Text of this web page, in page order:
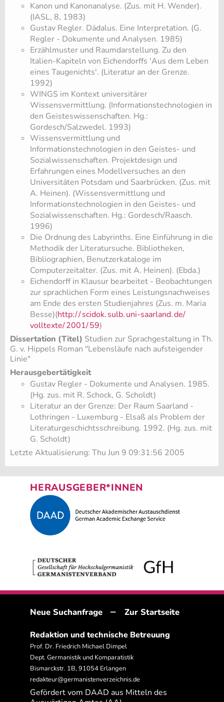
Kanon und Kanonanalyse. (Zus. mit H. Wender).
(IASL, 8, 1983)
Gustav Regler. Dädalus. Eine Interpretation. (G.
Regler - Dokumente und Analysen. 1985)
Erzählmuster und Raumdarstellung. Zu den
Italien-Kapiteln von Eichendorffs 'Aus dem Leben
eines Taugenichts'. (Literatur an der Grenze.
1992)
WINGS im Kontext universitärer
Wissensvermittlung. (Informationstechnologien in
den Geisteswissenschaften. Hg.:
Gordesch/Salzwedel. 1993)
Wissensvermittlung und
Informationstechnologien in den Geistes- und
Sozialwissenschaften. Projektdesign und
Erfahrungen eines Modellversuches an den
Universitäten Potsdam und Saarbrücken. (Zus. mit
A. Heinen). (Wissensvermittlung und
Informationstechnologien in den Geistes- und
Sozialwissenschaften. Hg.: Gordesch/Raasch.
1996)
Die Ordnung des Labyrinths. Eine Einführung in die
Methodik der Literatursuche. Bibliotheken,
Bibliographien, Benutzerkataloge im
Computerzeitalter. (Zus. mit A. Heinen). (Ebda.)
Eichendorff in Klausur bearbeitet - Beobachtungen
zur sprachlichen Form eines Leistungsnachweises
am Ende des ersten Studienjahres (Zus. m. Maria
Besse)(http://scidok.sulb.uni-saarland.de/
volltexte/2001/59)
Dissertation (Titel) Studien zur Sprachgestaltung in Th.
G. v. Hippels Roman "Lebensläufe nach aufsteigender
Linie"
Herausgebertätigkeit
Gustav Regler - Dokumente und Analysen. 1985.
(Hg. zus. mit R. Schock, G. Scholdt)
Literatur an der Grenze: Der Raum Saarland -
Lothringen - Luxemburg - Elsaß als Problem der
Literaturgeschichtsschreibung. 1992. (Hg. zus. mit
G. Scholdt)
Letzte Aktualisierung: Thu Jun 9 09:31:56 2005
HERAUSGEBER*INNEN
Neue Suchanfrage – Zur Startseite
Redaktion und technische Betreuung
Prof. Dr. Friedrich Michael Dimpel
Dept. Germanistik und Komparatistik
Bismarckstr. 1B, 91054 Erlangen
redakteur@germanistenverzeichnis.de
Gefördert vom DAAD aus Mitteln des